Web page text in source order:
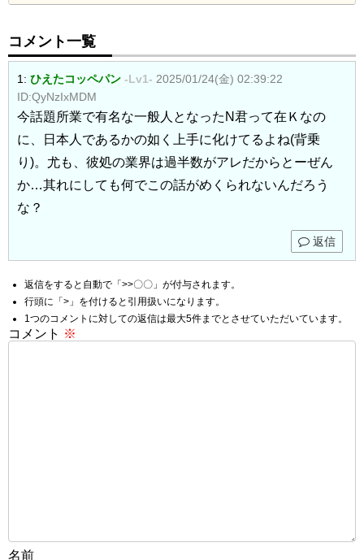
コメント一覧
1: ひえたコッペパン -Lv1- 2025/01/24(金) 02:39:22
ID:QyNzIxMDM
今話題所業で有名な一般人となったN君って在Ｋなの
に、日本人であるかの如く上手に化けてるよね(背乗
り)。尤も、彼処の業界は過半数がアレだからとーぜん
か…其れにしても何でこの話がめくられないんだろう
な？
返信
返信をすると自動で「>>〇〇」が付与されます。
行頭に「>」を付けると引用扱いになります。
1つのコメントに対しての返信は最大5件までとさせていただいています。
コメント ※
名前